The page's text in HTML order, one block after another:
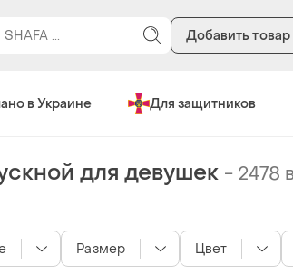
Добавить товар
в Украине Для защитников
для девушек - 2478
Размер Цвет